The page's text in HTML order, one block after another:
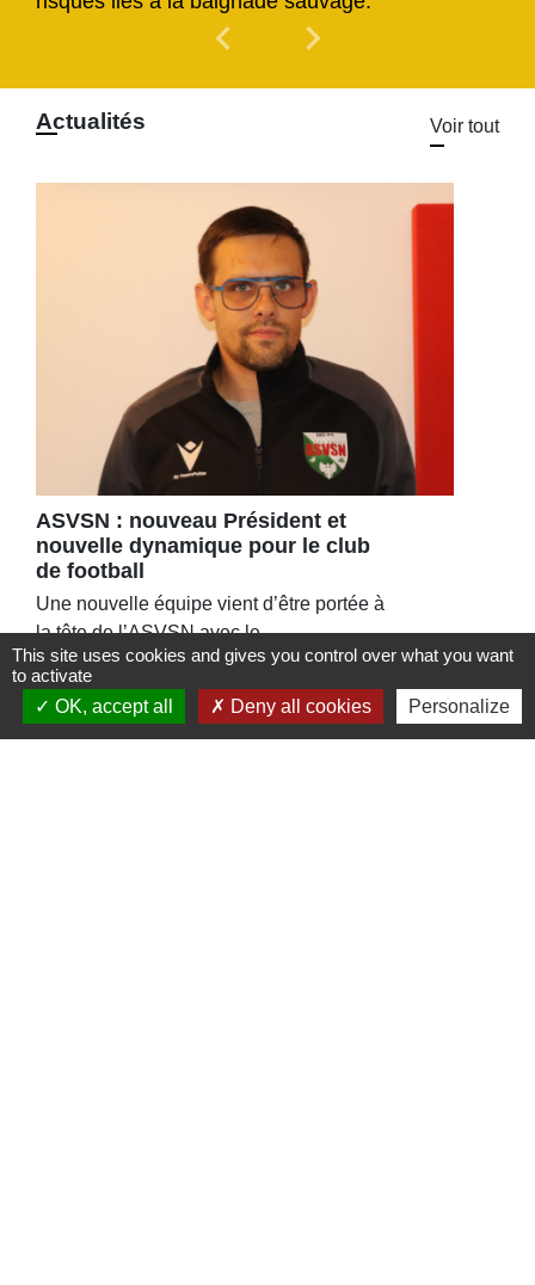
chevron_left Previous
chevron_right
Actualités Voir tout
ASVSN : nouveau Président et
nouvelle dynamique pour le club
de football
Une nouvelle équipe vient d’être portée à
la tête de l’ASVSN avec le
renouvellement du bureau à 95%.
This site uses cookies and gives you control over what you want
to activate
OK, accept all
Deny all cookies Personalize